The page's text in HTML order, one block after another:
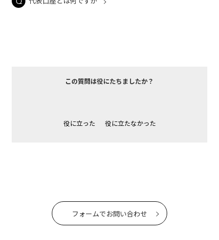
この質問は役にたちましたか？
役に立った 役に立たなかった
フォームでお問い合わせ